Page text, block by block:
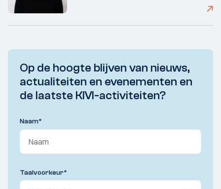
Op de hoogte blijven van nieuws,
actualiteiten en evenementen en
de laatste KIVI-activiteiten?
Naam*
Taalvoorkeur*